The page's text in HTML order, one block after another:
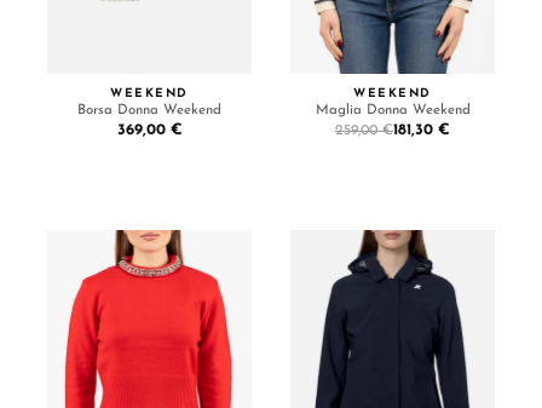
WEEKEND
Borsa Donna Weekend
369,00 €
WEEKEND
Maglia Donna Weekend
259,00 €181,30 €